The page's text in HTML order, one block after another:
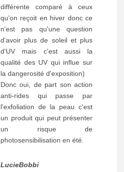
différente comparé à ceux
qu'on reçoit en hiver donc ce
n'est pas qu'une question
d'avoir plus de soleil et plus
d'UV mais c'est aussi la
qualité des UV qui influe sur
la dangerosité d'exposition)
Donc oui, de part son action
anti-rides qui passe par
l'exfoliation de la peau c'est
un produit qui peut présenter
un risque de
photosensibilisation en été.
LucieBobbi